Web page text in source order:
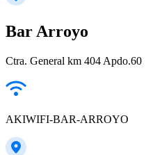
Bar Arroyo
Ctra. General km 404 Apdo.60
AKIWIFI-BAR-ARROYO